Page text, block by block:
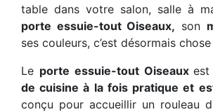
table dans votre salon, salle à
porte essuie-tout Oiseaux, son
ses couleurs, c’est désormais
Le porte essuie-tout Oiseaux
de cuisine à la fois pratique et
conçu pour accueillir un rouleau